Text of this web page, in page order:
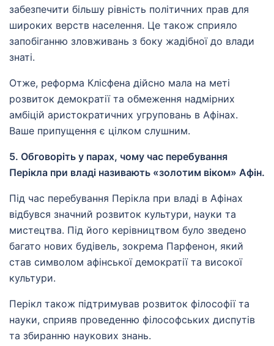
забезпечити більшу рівність політичних прав для
широких верств населення. Це також сприяло
запобіганню зловживань з боку жадібної до влади
знаті.
Отже, реформа Клісфена дійсно мала на меті
розвиток демократії та обмеження надмірних
амбіцій аристократичних угруповань в Афінах.
Ваше припущення є цілком слушним.
5. Обговоріть у парах, чому час перебування
Перікла при владі називають «золотим віком» Афін.
Під час перебування Перікла при владі в Афінах
відбувся значний розвиток культури, науки та
мистецтва. Під його керівництвом було зведено
багато нових будівель, зокрема Парфенон, який
став символом афінської демократії та високої
культури.
Перікл також підтримував розвиток філософії та
науки, сприяв проведенню філософських диспутів
та збиранню наукових знань.